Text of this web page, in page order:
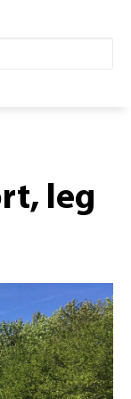
leg